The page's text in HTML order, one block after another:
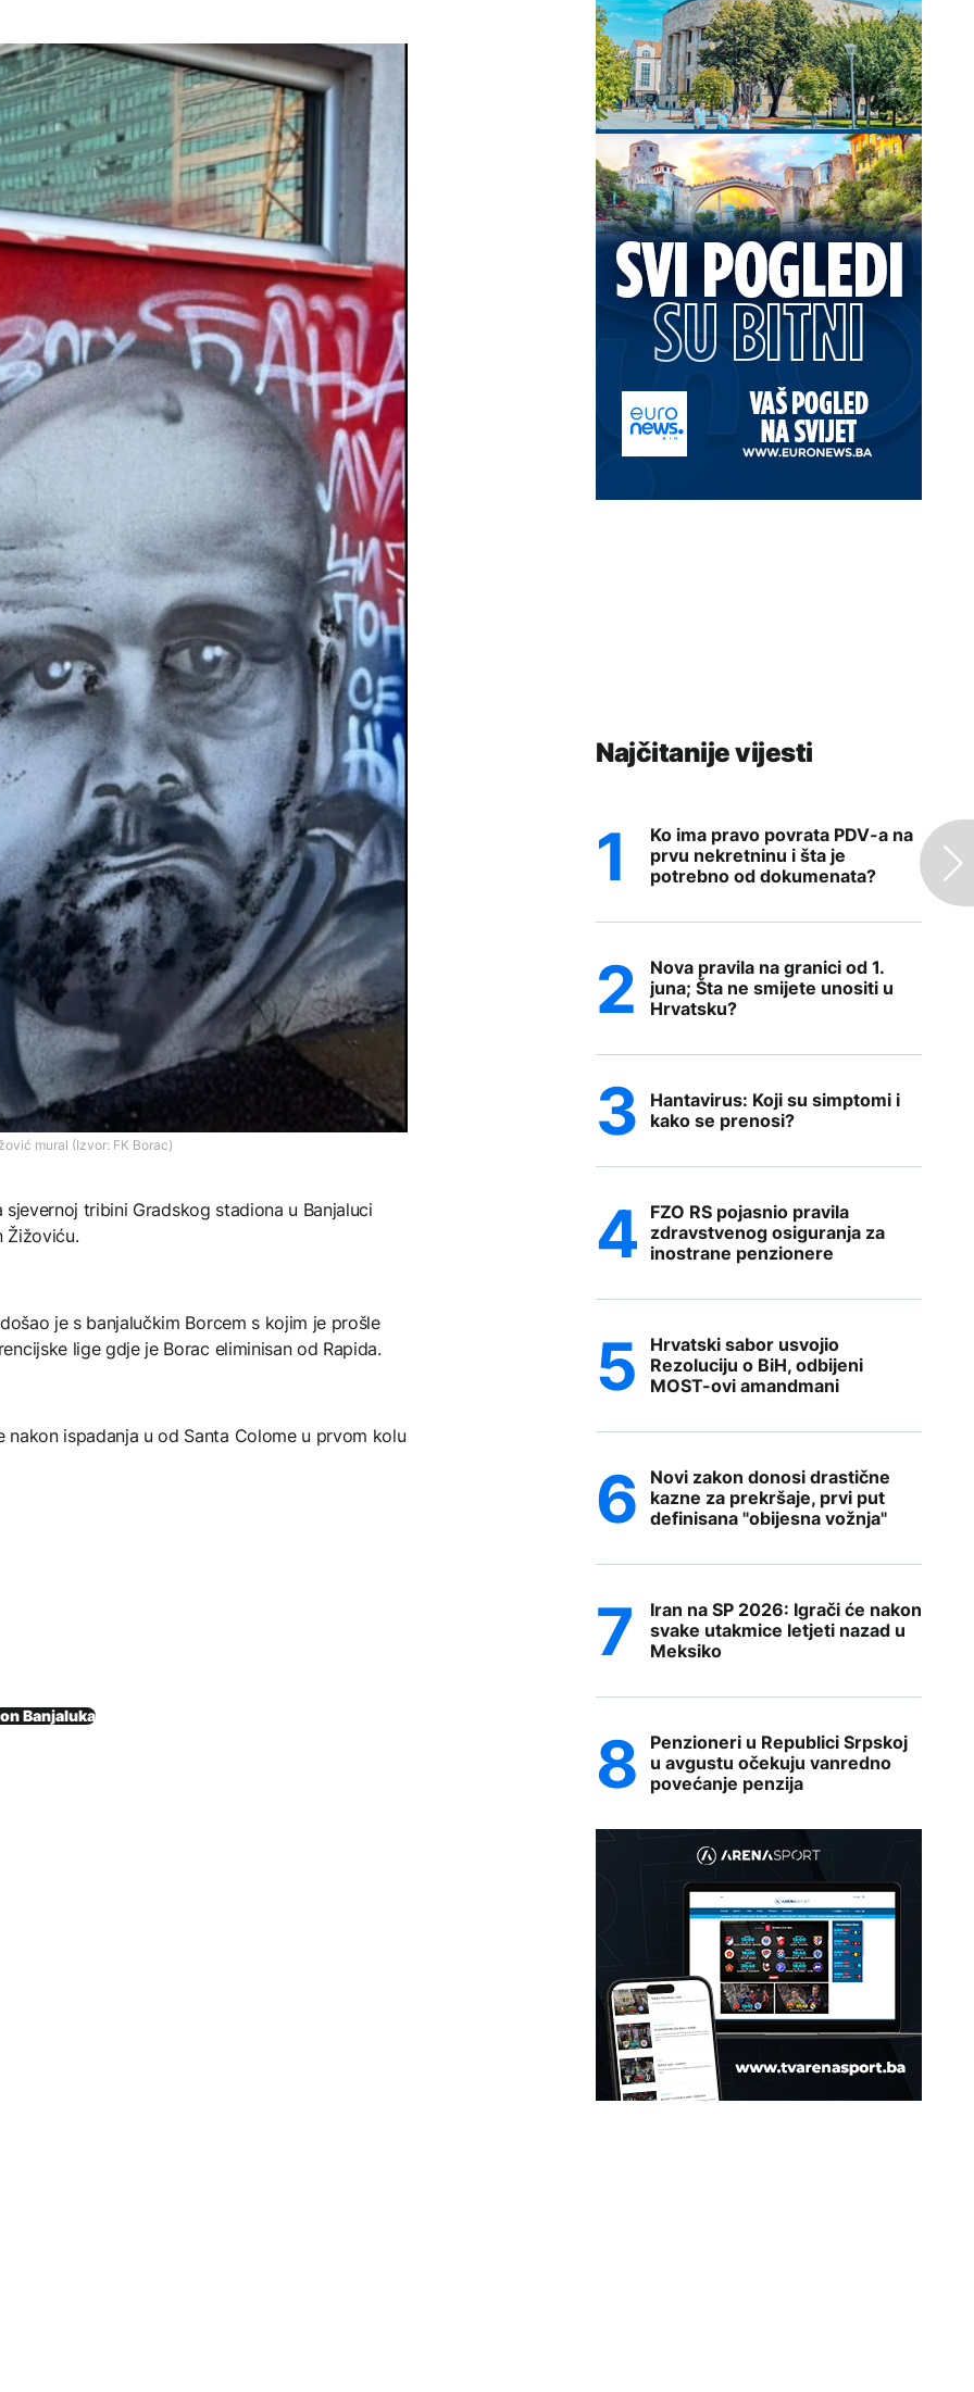
mural (Izvor: FK Borac)
tribini Gradskog stadiona u Banjaluci
Žižoviću.
je s banjalučkim Borcem s kojim je prošle
lige gdje je Borac eliminisan od Rapida.
ispadanja u od Santa Colome u prvom kolu
Banjaluka
Najčitanije vijesti
Ko ima pravo povrata PDV-a na
prvu nekretninu i šta je
potrebno od dokumenata?
Nova pravila na granici od 1.
juna; Šta ne smijete unositi u
Hrvatsku?
Hantavirus: Koji su simptomi i
kako se prenosi?
FZO RS pojasnio pravila
zdravstvenog osiguranja za
inostrane penzionere
Hrvatski sabor usvojio
Rezoluciju o BiH, odbijeni
MOST-ovi amandmani
Novi zakon donosi drastične
kazne za prekršaje, prvi put
definisana "obijesna vožnja"
Iran na SP 2026: Igrači će nakon
svake utakmice letjeti nazad u
Meksiko
Penzioneri u Republici Srpskoj
u avgustu očekuju vanredno
povećanje penzija